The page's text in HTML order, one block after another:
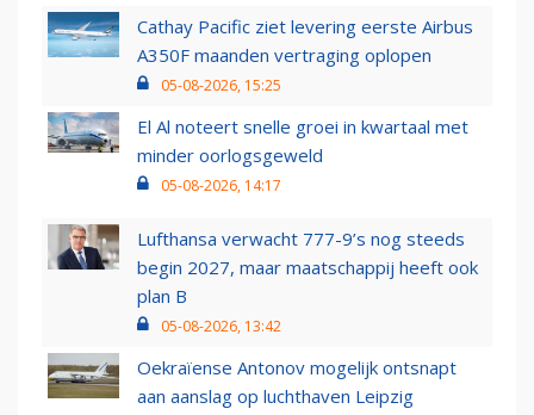
Cathay Pacific ziet levering eerste Airbus
A350F maanden vertraging oplopen
05-08-2026, 15:25
El Al noteert snelle groei in kwartaal met
minder oorlogsgeweld
05-08-2026, 14:17
Lufthansa verwacht 777-9’s nog steeds
begin 2027, maar maatschappij heeft ook
plan B
05-08-2026, 13:42
Oekraïense Antonov mogelijk ontsnapt
aan aanslag op luchthaven Leipzig